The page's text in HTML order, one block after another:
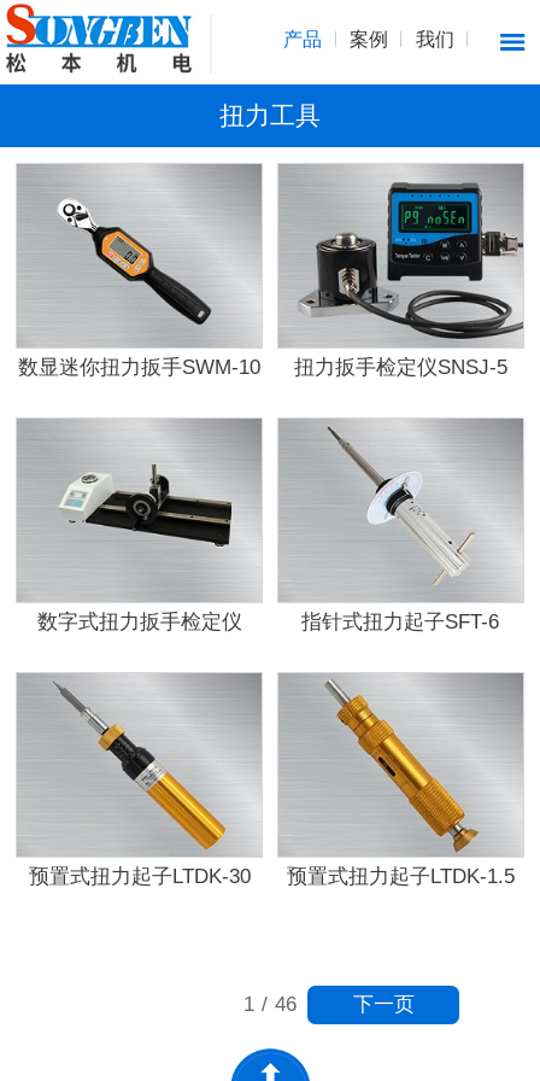
产品 案例 我们
扭力工具
数显迷你扭力扳手SWM-10 扭力扳手检定仪SNSJ-5
数字式扭力扳手检定仪
指针式扭力起子SFT-6
预置式扭力起子LTDK-30 预置式扭力起子LTDK-1.5
1 / 46 下一页